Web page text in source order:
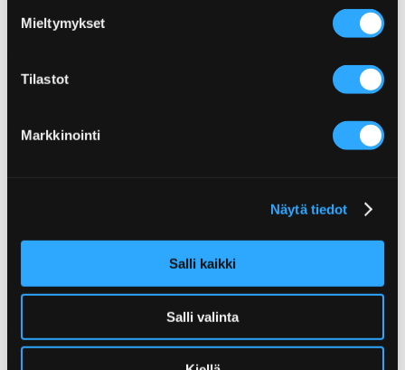
Mieltymykset
Tilastot
Markkinointi
Näytä tiedot
Salli kaikki
Salli valinta
vardagar kl. 9.00–15.00.
Internationell försäljning
Marisa Ryökäs
Media Bank